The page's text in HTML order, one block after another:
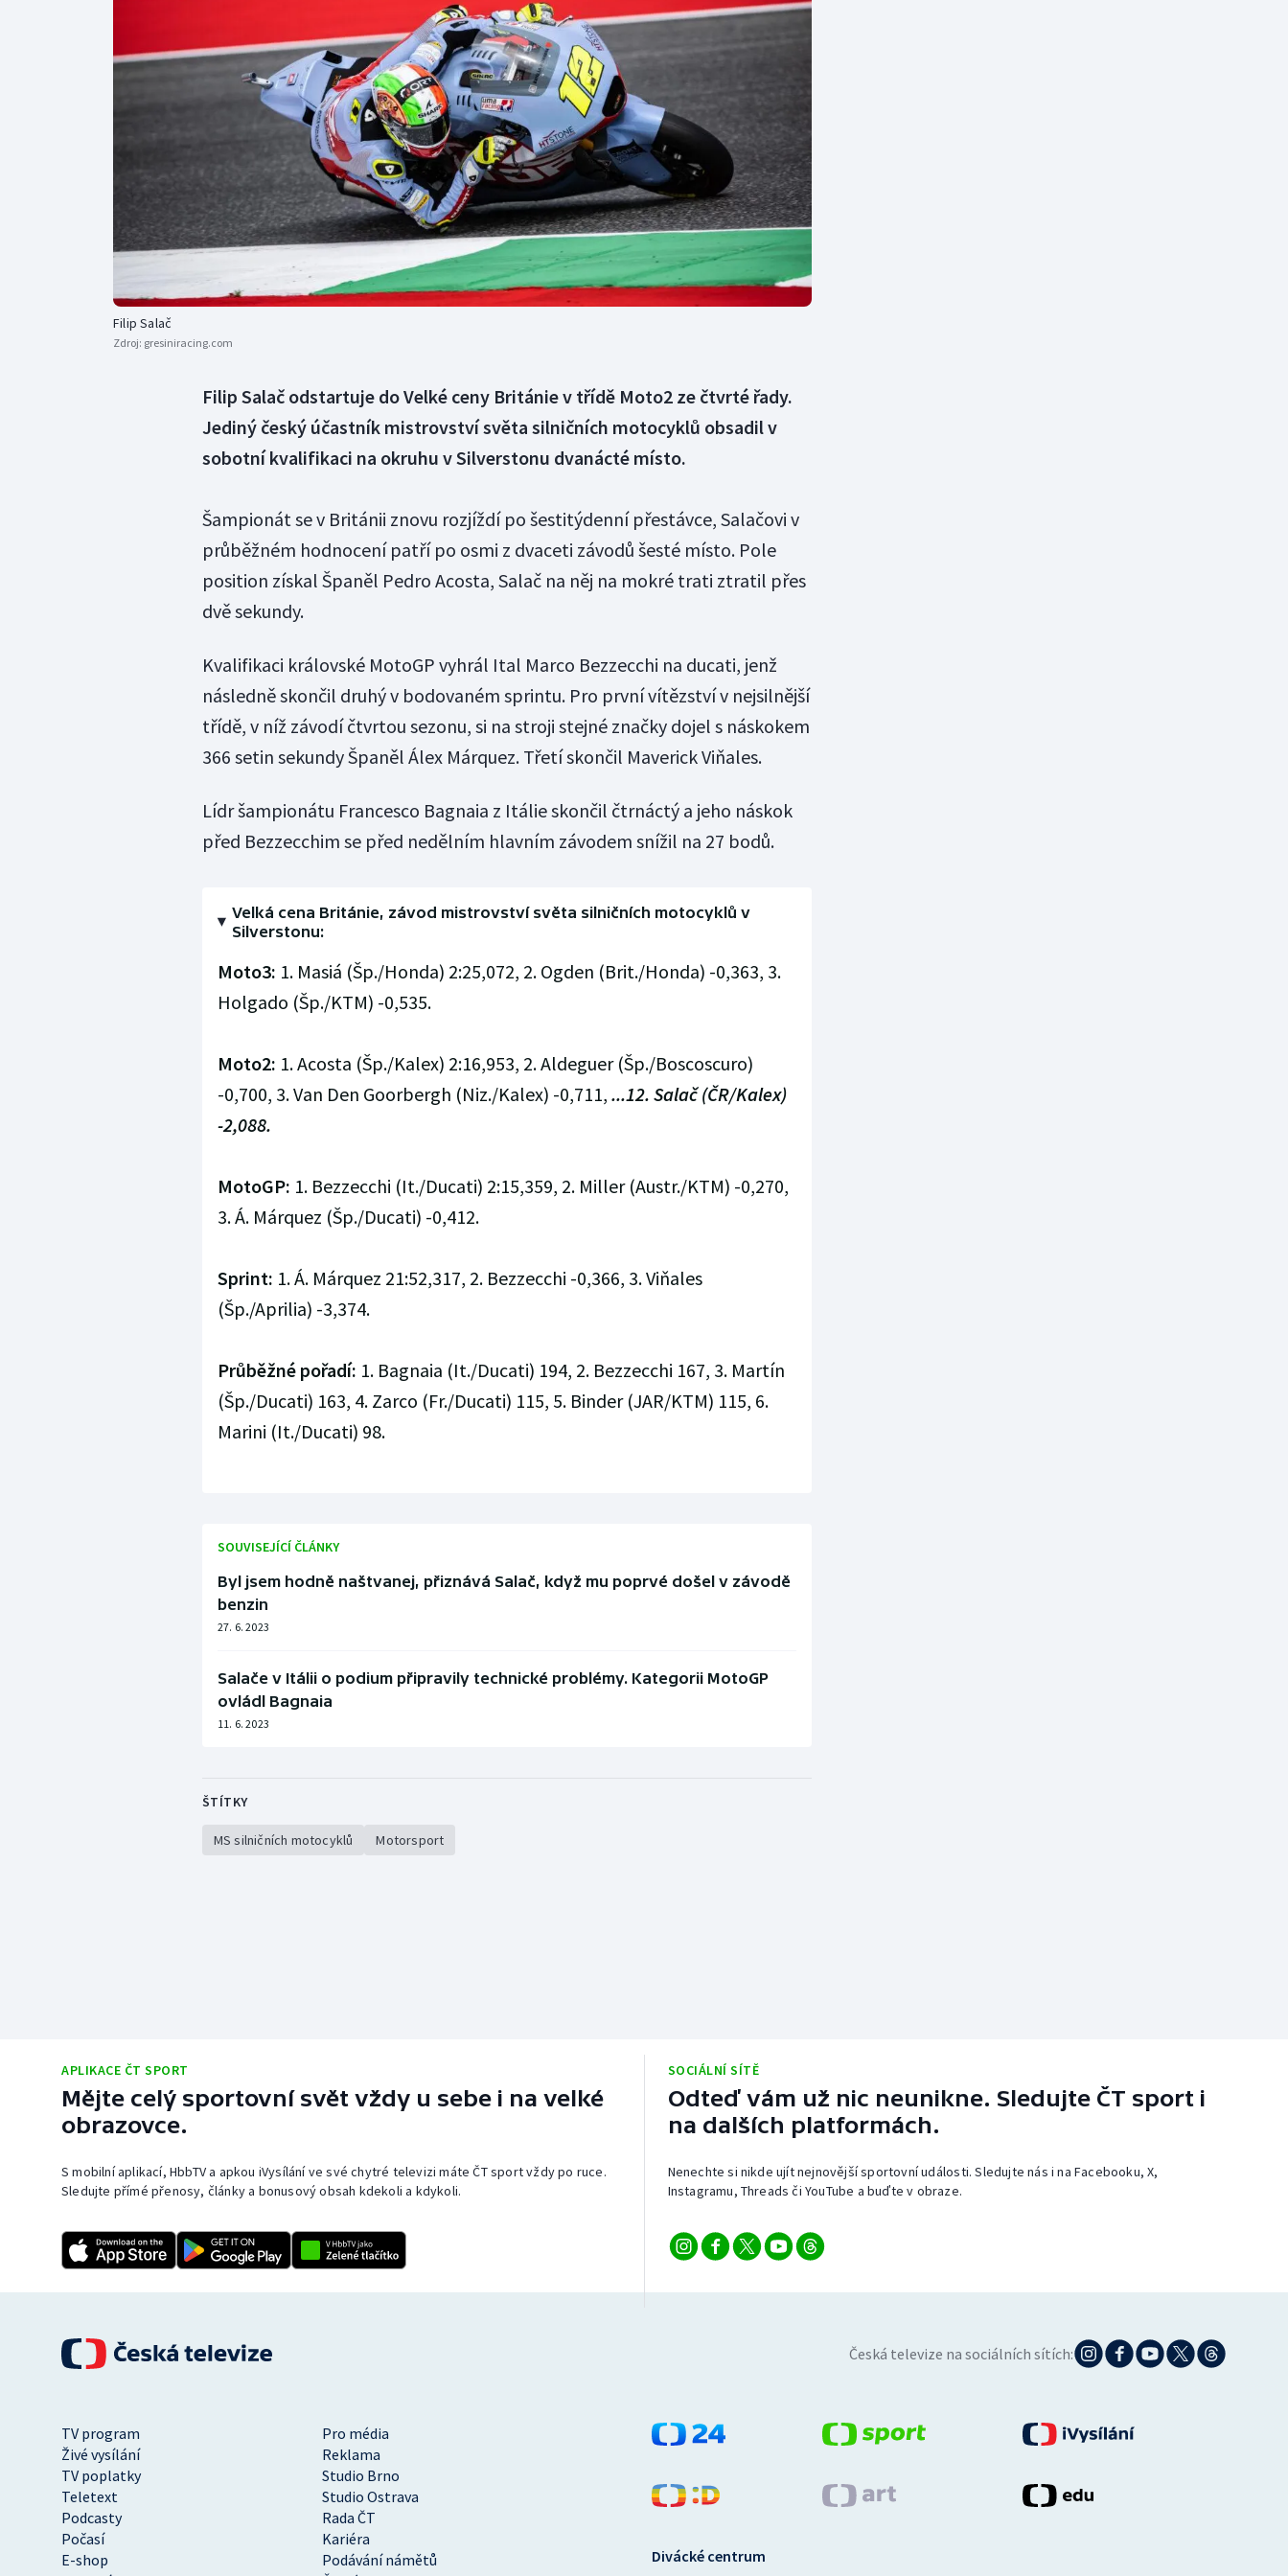
Dostihy
Florbal
Futsal
Golf
Gymnastika
Moderní pětiboj
Motorsport
Olympijské hry
Parasport
Plavání
Plážový volejbal
Triatlon
Veslování
Vodní slalom
Volejbal
Ostatní
Filip Salač
Zdroj: gresiniracing.com
Filip Salač odstartuje do Velké ceny Británie v třídě Moto2 ze čtvrté řady.
Jediný český účastník mistrovství světa silničních motocyklů obsadil v
sobotní kvalifikaci na okruhu v Silverstonu dvanácté místo.
Šampionát se v Británii znovu rozjíždí po šestitýdenní přestávce, Salačovi v
průběžném hodnocení patří po osmi z dvaceti závodů šesté místo. Pole
position získal Španěl Pedro Acosta, Salač na něj na mokré trati ztratil přes
dvě sekundy.
Kvalifikaci královské MotoGP vyhrál Ital Marco Bezzecchi na ducati, jenž
následně skončil druhý v bodovaném sprintu. Pro první vítězství v nejsilnější
třídě, v níž závodí čtvrtou sezonu, si na stroji stejné značky dojel s náskokem
366 setin sekundy Španěl Álex Márquez. Třetí skončil Maverick Viňales.
Lídr šampionátu Francesco Bagnaia z Itálie skončil čtrnáctý a jeho náskok
před Bezzecchim se před nedělním hlavním závodem snížil na 27 bodů.
Velká cena Británie, závod mistrovství světa silničních motocyklů v
Silverstonu:
Moto3: 1. Masiá (Šp./Honda) 2:25,072, 2. Ogden (Brit./Honda) -0,363, 3.
Holgado (Šp./KTM) -0,535.
Moto2: 1. Acosta (Šp./Kalex) 2:16,953, 2. Aldeguer (Šp./Boscoscuro)
-0,700, 3. Van Den Goorbergh (Niz./Kalex) -0,711, ...12. Salač (ČR/Kalex)
-2,088.
MotoGP: 1. Bezzecchi (It./Ducati) 2:15,359, 2. Miller (Austr./KTM) -0,270,
3. Á. Márquez (Šp./Ducati) -0,412.
Sprint: 1. Á. Márquez 21:52,317, 2. Bezzecchi -0,366, 3. Viňales
(Šp./Aprilia) -3,374.
Průběžné pořadí: 1. Bagnaia (It./Ducati) 194, 2. Bezzecchi 167, 3. Martín
(Šp./Ducati) 163, 4. Zarco (Fr./Ducati) 115, 5. Binder (JAR/KTM) 115, 6.
Marini (It./Ducati) 98.
SOUVISEJÍCÍ ČLÁNKY
Byl jsem hodně naštvanej, přiznává Salač, když mu poprvé došel v závodě
benzin
27. 6. 2023
Salače v Itálii o podium připravily technické problémy. Kategorii MotoGP
ovládl Bagnaia
11. 6. 2023
ŠTÍTKY
MS silničních motocyklů Motorsport
APLIKACE ČT SPORT
Mějte celý sportovní svět vždy u sebe i na velké
obrazovce.
S mobilní aplikací, HbbTV a apkou iVysílání ve své chytré televizi máte ČT sport vždy po ruce.
Sledujte přímé přenosy, články a bonusový obsah kdekoli a kdykoli.
SOCIÁLNÍ SÍTĚ
Odteď vám už nic neunikne. Sledujte ČT sport i
na dalších platformách.
Nenechte si nikde ujít nejnovější sportovní události. Sledujte nás i na Facebooku, X,
Instagramu, Threads či YouTube a buďte v obraze.
Česká televize na sociálních sítích:
TV program
Pro média
Živé vysílání
Reklama
TV poplatky
Studio Brno
Teletext
Studio Ostrava
Podcasty
Rada ČT
Počasí
Kariéra
E-shop
Podávání námětů
Divácké centrum